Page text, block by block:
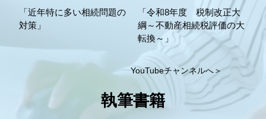
「近年特に多い相続問題の
対策」
「令和8年度 税制改正大
綱～不動産相続税評価の大
転換～」
YouTubeチャンネルへ＞
執筆書籍